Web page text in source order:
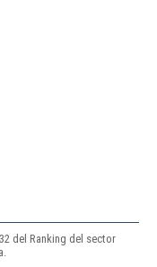
del Ranking del sector